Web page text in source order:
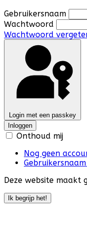
Gebruikersnaam
Wachtwoord
Wachtwoord
Login met een passkey
Inloggen
Onthoud mij
Nog geen
Deze website maakt
Ik begrijp het!